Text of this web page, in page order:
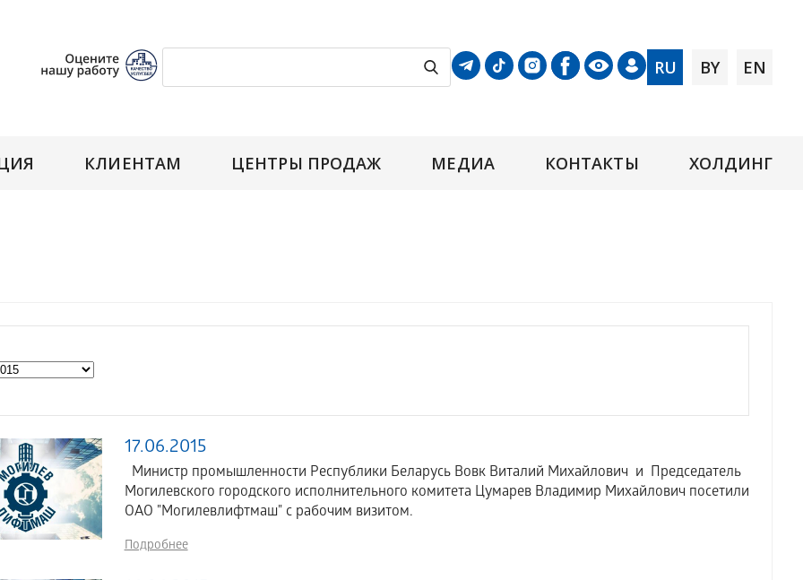
RU BY EN
КЛИЕНТАМ ЦЕНТРЫ ПРОДАЖ МЕДИА КОНТАКТЫ ХОЛДИНГ
17.06.2015
Министр промышленности Республики Беларусь Вовк Виталий Михайлович и Председатель
Могилевского городского исполнительного комитета Цумарев Владимир Михайлович посетили
ОАО "Могилевлифтмаш" с рабочим визитом.
Подробнее